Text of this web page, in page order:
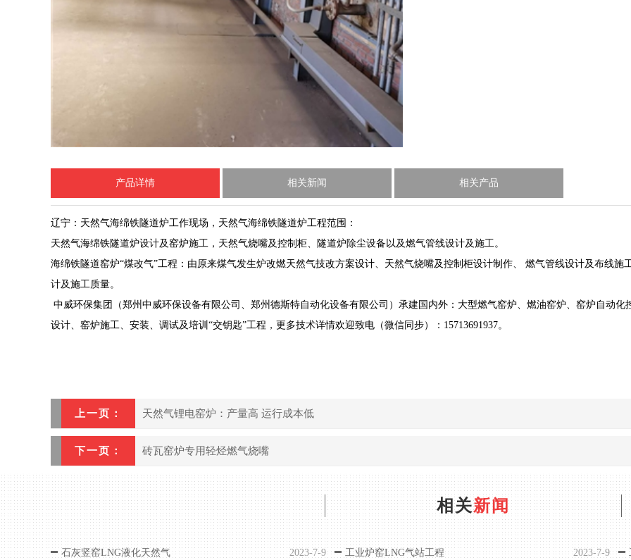
产品详情 相关新闻 相关产品
辽宁：天然气海绵铁隧道炉工作现场，天然气海绵铁隧道炉工程范围：
天然气海绵铁隧道炉设计及窑炉施工，天然气烧嘴及控制柜、隧道炉除尘设备以及燃气管线设计及施工。
海绵铁隧道窑炉“煤改气”工程：由原来煤气发生炉改燃天然气技改方案设计、天然气烧嘴及控制柜设计制作、 燃气管线设计及布线
计及施工质量。
中威环保集团（郑州中威环保设备有限公司、郑州德斯特自动化设备有限公司）承建国内外：大型燃气窑炉、燃油窑炉、窑炉自动化
设计、窑炉施工、安装、调试及培训“交钥匙”工程，更多技术详情欢迎致电（微信同步）：15713691937。
上一页： 天然气锂电窑炉：产量高 运行成本低
下一页： 砖瓦窑炉专用轻烃燃气烧嘴
相关新闻
石灰竖窑LNG液化天然气 2023-7-9 工业炉窑LNG气站工程 2023-7-9